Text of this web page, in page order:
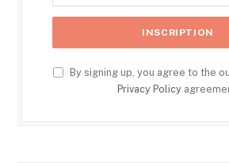
By signing up, you agree to the
Privacy Policy